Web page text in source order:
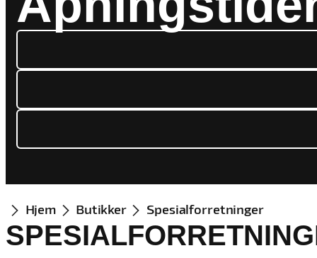
Hjem Butikker Spesialforretninger